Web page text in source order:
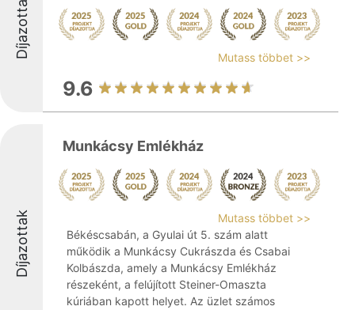
Díjazottak Mutass többet >>
9.6
Díjazottak
Munkácsy Emlékház
Mutass többet >>
Békéscsabán, a Gyulai út 5. szám alatt
működik a Munkácsy Cukrászda és Csabai
Kolbászda, amely a Munkácsy Emlékház
részeként, a felújított Steiner-Omaszta
kúriában kapott helyet. Az üzlet számos